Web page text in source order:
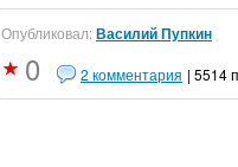
Опубликовал:Василий Пупкин
0 2 комментария | 5514